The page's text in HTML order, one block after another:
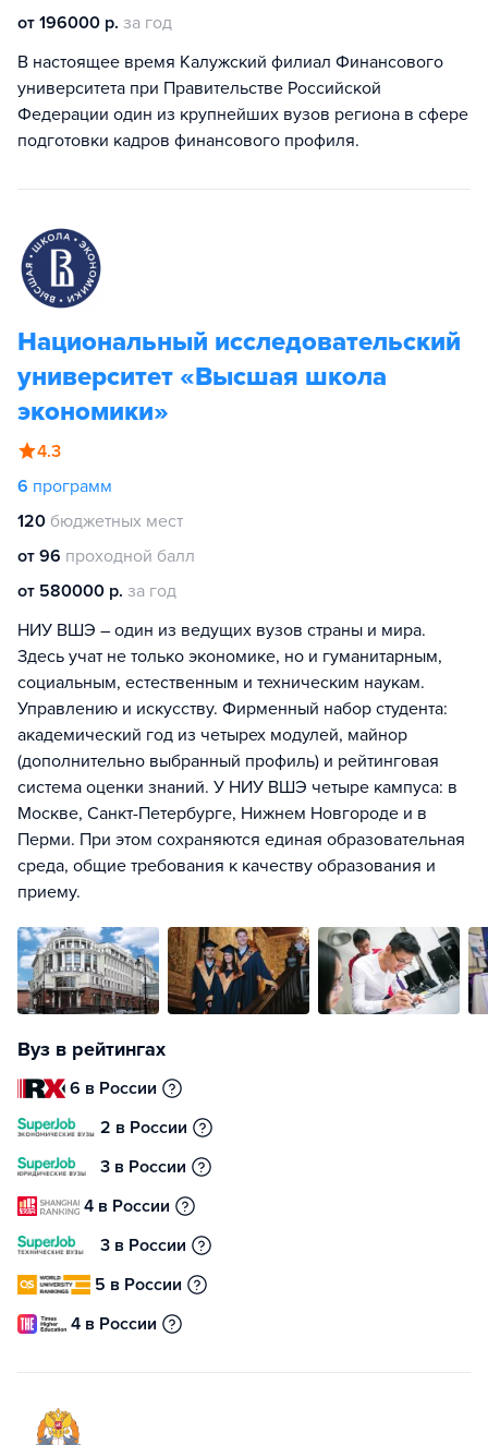
от 196000 р. за год
В настоящее время Калужский филиал Финансового
университета при Правительстве Российской
Федерации один из крупнейших вузов региона в сфере
подготовки кадров финансового профиля.
Национальный исследовательский
университет «Высшая школа
экономики»
4.3
6 программ
120 бюджетных мест
от 96 проходной балл
от 580000 р. за год
НИУ ВШЭ – один из ведущих вузов страны и мира.
Здесь учат не только экономике, но и гуманитарным,
социальным, естественным и техническим наукам.
Управлению и искусству. Фирменный набор студента:
академический год из четырех модулей, майнор
(дополнительно выбранный профиль) и рейтинговая
система оценки знаний. У НИУ ВШЭ четыре кампуса: в
Москве, Санкт-Петербурге, Нижнем Новгороде и в
Перми. При этом сохраняются единая образовательная
среда, общие требования к качеству образования и
приему.
Вуз в рейтингах
6 в России
2 в России
3 в России
4 в России
3 в России
5 в России
4 в России